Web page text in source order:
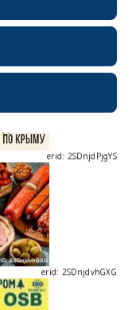
erid: 2SDnjcrDNw6
erid: 2SDnjdPjgYS
erid: 2SDnjdvhGXG